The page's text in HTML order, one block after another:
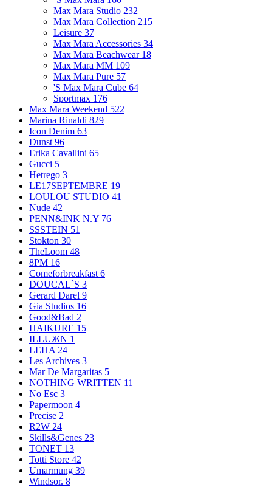
Max Mara Studio 232
Max Mara Collection 215
Leisure 37
Max Mara Accessories 34
Max Mara Beachwear 18
Max Mara MM 109
Max Mara Pure 57
'S Max Mara Cube 64
Sportmax 176
Max Mara Weekend 522
Marina Rinaldi 829
Icon Denim 63
Dunst 96
Erika Cavallini 65
Gucci 5
Hetrego 3
LE17SEPTEMBRE 19
LOULOU STUDIO 41
Nude 42
PENN&INK N.Y 76
SSSTEIN 51
Stokton 30
TheLoom 48
8PM 16
Comeforbreakfast 6
DOUCAL`S 3
Gerard Darel 9
Gia Studios 16
Good&Bad 2
HAIKURE 15
ILLUЖN 1
LEHA 24
Les Archives 3
Mar De Margaritas 5
NOTHING WRITTEN 11
No Esc 3
Papermoon 4
Precise 2
R2W 24
Skills&Genes 23
TONET 13
Totti Store 42
Umarmung 39
Windsor. 8